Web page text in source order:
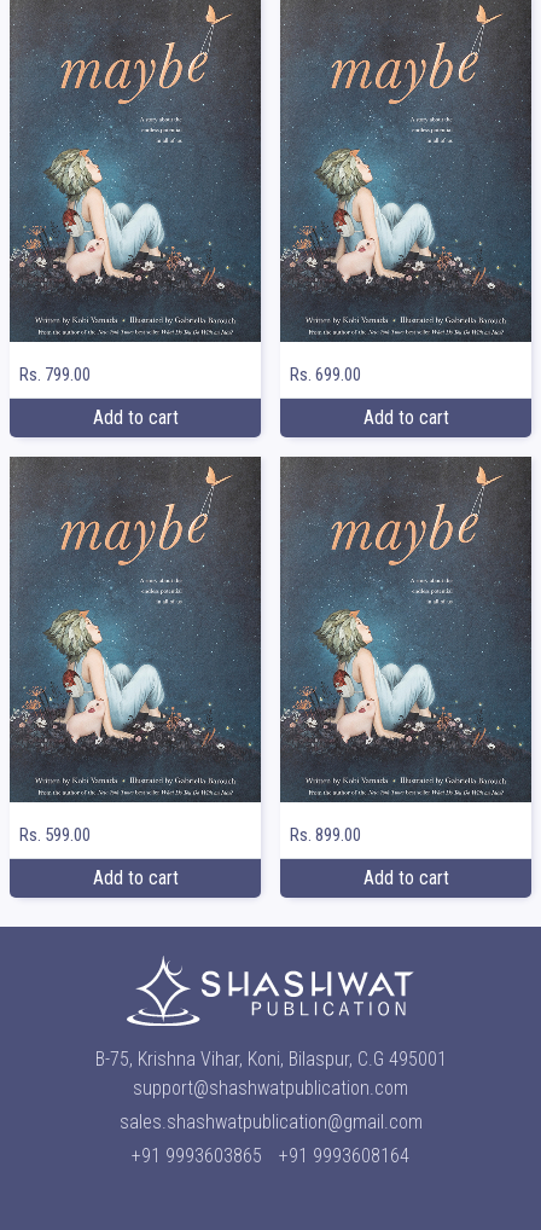
Rs. 799.00
Add to cart
Rs. 699.00
Add to cart
Rs. 599.00
Add to cart
Rs. 899.00
Add to cart
B-75, Krishna Vihar, Koni, Bilaspur, C.G 495001
support@shashwatpublication.com
sales.shashwatpublication@gmail.com
+91 9993603865
+91 9993608164